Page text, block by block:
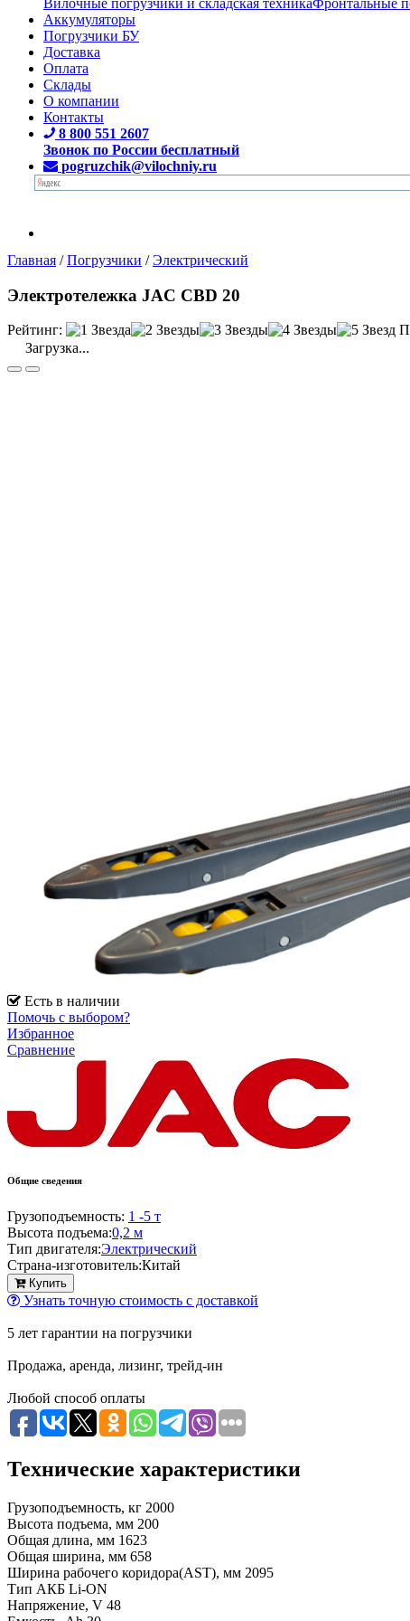
Аккумуляторы
Погрузчики БУ
Доставка
Оплата
Склады
О компании
Контакты
8 800 551 2607
Звонок по России бесплатный
pogruzchik@vilochniy.ru
Главная /Погрузчики /Электрический
Электротележка JAC CBD 20
Рейтинг:
Загрузка...
Есть в наличии
Помочь с выбором?
Избранное
Сравнение
Общие сведения
Грузоподъемность: 1 -5 т
Высота подъема:0,2 м
Тип двигателя:Электрический
Страна-изготовитель:Китай
Купить
Узнать точную стоимость с доставкой
5 лет гарантии на погрузчики
Продажа, аренда, лизинг, трейд-ин
Любой способ оплаты
Технические характеристики
Грузоподъемность, кг 2000
Высота подъема, мм 200
Общая длина, мм 1623
Общая ширина, мм 658
Ширина рабочего коридора(AST), мм 2095
Тип АКБ Li-ON
Напряжение, V 48